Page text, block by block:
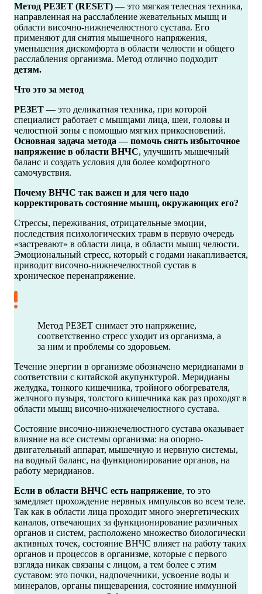
Метод РЕЗЕТ (RESET) — это мягкая телесная техника,
направленная на расслабление жевательных мышц и
области височно-нижнечелюстного сустава. Его
применяют для снятия мышечного напряжения,
уменьшения дискомфорта в области челюсти и общего
расслабления организма. Метод отлично подходит
детям.
Что это за метод
РЕЗЕТ — это деликатная техника, при которой
специалист работает с мышцами лица, шеи, головы и
челюстной зоны с помощью мягких прикосновений.
Основная задача метода — помочь снять избыточное
напряжение в области ВНЧС, улучшить мышечный
баланс и создать условия для более комфортного
самочувствия.
Почему ВНЧС так важен и для чего надо
корректировать состояние мышц, окружающих его?
Стрессы, переживания, отрицательные эмоции,
последствия психологических травм в первую очередь
«застревают» в области лица, в области мышц челюсти.
Эмоциональный стресс, который с годами накапливается,
приводит височно-нижнечелюстной сустав в
хроническое перенапряжение.
Метод РЕЗЕТ снимает это напряжение,
соответственно стресс уходит из организма, а
за ним и проблемы со здоровьем.
Течение энергии в организме обозначено меридианами в
соответствии с китайской акупунктурой. Меридианы
желудка, тонкого кишечника, тройного обогревателя,
желчного пузыря, толстого кишечника как раз проходят в
области мышц височно-нижнечелюстного сустава.
Состояние височно-нижнечелюстного сустава оказывает
влияние на все системы организма: на опорно-
двигательный аппарат, мышечную и нервную системы,
на водный баланс, на функционирование органов, на
работу меридианов.
Если в области ВНЧС есть напряжение, то это
замедляет прохождение нервных импульсов во всем теле.
Так как в области лица проходит много энергетических
каналов, отвечающих за функционирование различных
органов и систем, расположено множество биологически
активных точек, состояние ВНЧС влияет на работу таких
органов и процессов в организме, которые с первого
взгляда никак связаны с лицом, а тем более с этим
суставом: это почки, надпочечники, усвоение воды и
минералов, органы пищеварения, состояние иммунной